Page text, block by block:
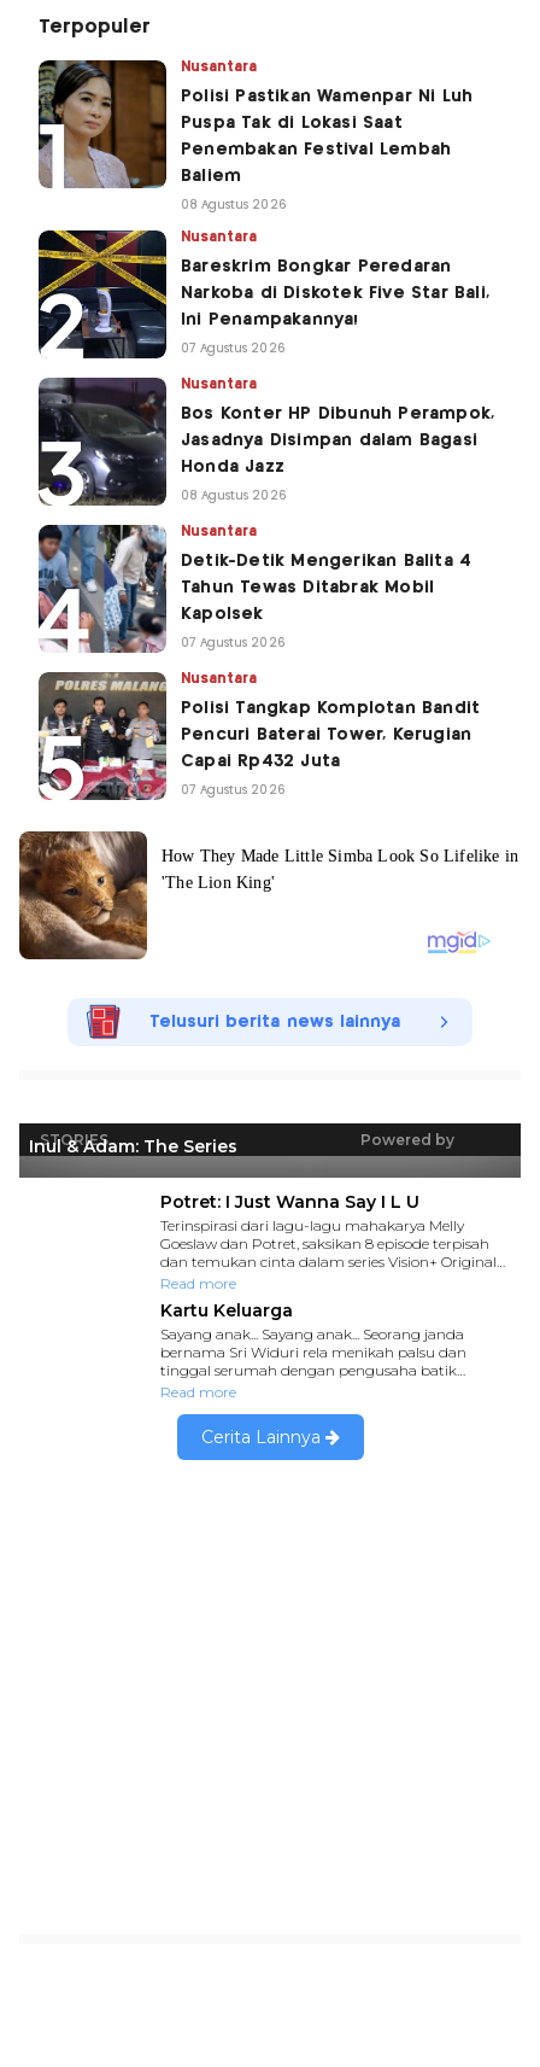
Terpopuler
Nusantara
Polisi Pastikan Wamenpar Ni Luh
Puspa Tak di Lokasi Saat
Penembakan Festival Lembah
Baliem
08 Agustus 2026
Nusantara
Bareskrim Bongkar Peredaran
Narkoba di Diskotek Five Star Bali,
Ini Penampakannya!
07 Agustus 2026
Nusantara
Bos Konter HP Dibunuh Perampok,
Jasadnya Disimpan dalam Bagasi
Honda Jazz
08 Agustus 2026
Nusantara
Detik-Detik Mengerikan Balita 4
Tahun Tewas Ditabrak Mobil
Kapolsek
07 Agustus 2026
Nusantara
Polisi Tangkap Komplotan Bandit
Pencuri Baterai Tower, Kerugian
Capai Rp432 Juta
07 Agustus 2026
Telusuri berita news lainnya